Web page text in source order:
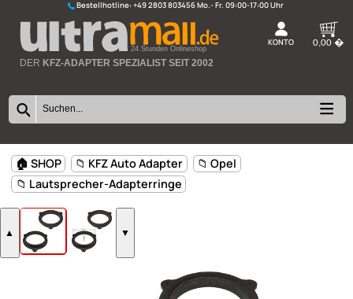
Bestellhotline:+49 2803 803456
24 Stunden Onlineshop
🏠 SHOP 📁 KFZ Auto Adapter
📁 Lautsprecher-Adapterringe
▲ ▼